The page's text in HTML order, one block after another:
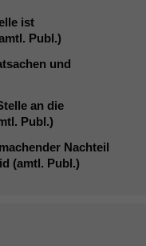
ist
Publ.)
und
an die
Publ.)
Nachteil
(amtl. Publ.)